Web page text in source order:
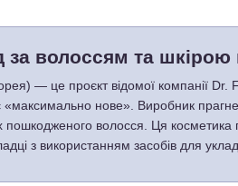
за волоссям та шкірою
— це проєкт відомої компанії Dr.
«максимально нове». Виробник прагне
пошкодженого волосся. Ця косметика
з використанням засобів для